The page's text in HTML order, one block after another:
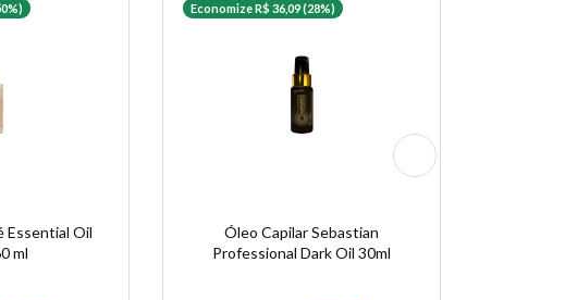
Essential Oil
ml
Economize R$ 36,09 (28%)
Óleo Capilar Sebastian
Professional Dark Oil 30ml